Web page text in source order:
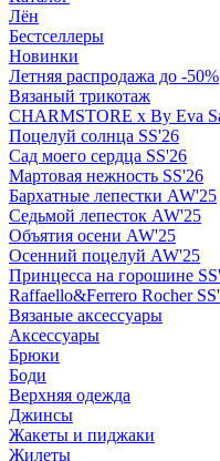
Лён
Бестселлеры
Новинки
Летняя распродажа до -50%
Вязаный трикотаж
CHARMSTORE х By Eva
Поцелуй солнца SS'26
Сад моего сердца SS'26
Мартовая нежность SS'26
Бархатные лепестки AW'25
Седьмой лепесток AW'25
Объятия осени AW'25
Осенний поцелуй AW'25
Принцесса на горошине
Raffaello&Ferrero Rocher
Вязаные аксессуары
Аксессуары
Брюки
Боди
Верхняя одежда
Джинсы
Жакеты и пиджаки
Жилеты